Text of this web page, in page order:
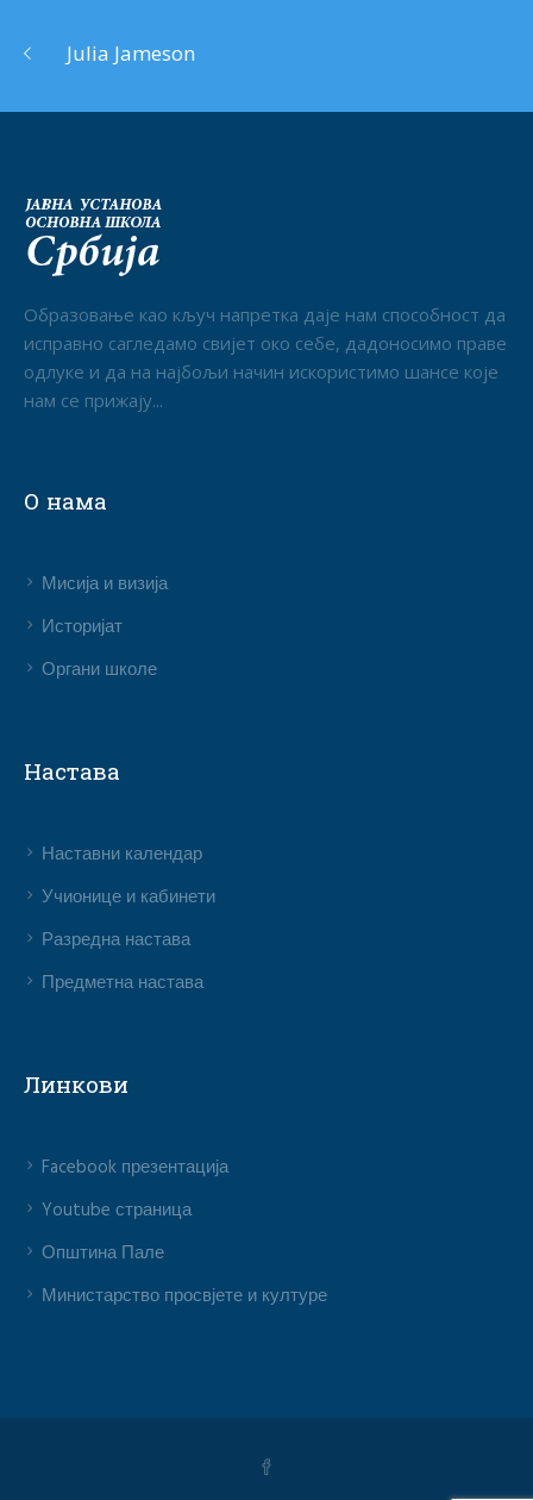
Julia Jameson
Образовање као кључ напретка даје нам способност да
исправно сагледамо свијет око себе, дадоносимо праве
одлуке и да на најбољи начин искористимо шансе које
нам се прижају...
О нама
Мисија и визија
Историјат
Органи школе
Настава
Наставни календар
Учионице и кабинети
Разредна настава
Предметна настава
Линкови
Facebook презентација
Youtube страница
Општина Пале
Министарство просвјете и културе